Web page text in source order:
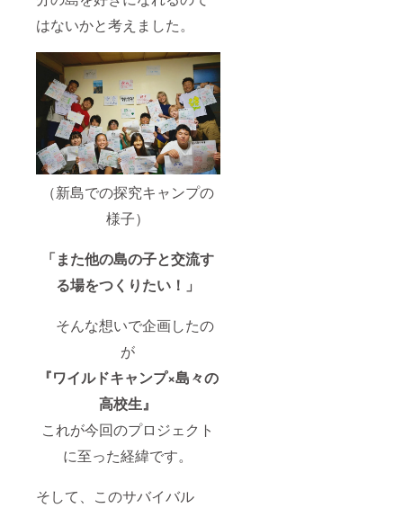
はないかと考えました。
（新島での探究キャンプの
様子）
「また他の島の子と交流す
る場をつくりたい！」
そんな想いで企画したの
が
『ワイルドキャンプ×島々の
高校生』
これが今回のプロジェクト
に至った経緯です。
そして、このサバイバル